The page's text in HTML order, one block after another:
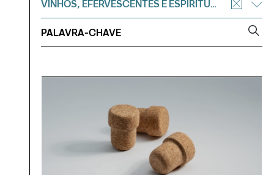
VINHOS, EFERVESCENTES E ESPIRITUOSOS